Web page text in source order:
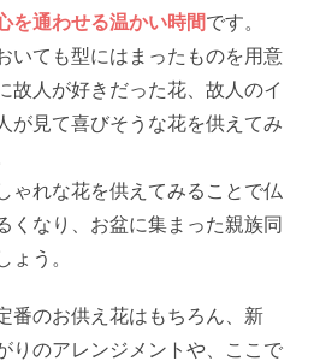
を通わせる温かい時間です。
いても型にはまったものを用意
故人が好きだった花、故人のイ
が見て喜びそうな花を供えてみ
ゃれな花を供えてみることで仏
くなり、お盆に集まった親族同
ょう。
番のお供え花はもちろん、新
りのアレンジメントや、ここで